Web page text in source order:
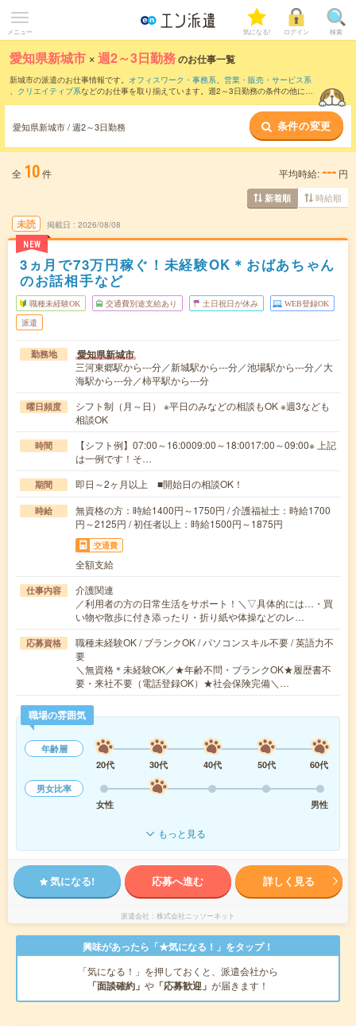
メニュー 気になる! ログイン 検索
愛知県新城市 ×週2～3日勤務のお仕事一覧
新城市の派遣のお仕事情報です。 オフィスワーク・事務系、 営業・販売・サービス系
、 クリエイティブ系などのお仕事を取り揃えています。週2～3日勤務の条件の他に、
愛知県新城市 / 週2～3日勤務 条件の変更
全 10件 平均時給: --- 円
新着順 時給順
未読
NEW
掲載日 2026/08/08
3ヵ月で73万円稼ぐ！未経験OK＊おばあちゃん
のお話相手など
職種未経験OK 交通費別途支給あり 土日祝日が休み WEB登録OK
派遣
勤務地 愛知県新城市
三河東郷駅から---分／新城駅から---分／池場駅から---分／大
海駅から---分／柿平駅から---分
曜日頻度
シフト制（月～日） ※平日のみなどの相談もOK ※週3なども
相談OK
時間
【シフト例】07:00～16:0009:00～18:0017:00～09:00※ 上記
は一例です！そ…
期間 即日～2ヶ月以上 ■開始日の相談OK！
時給
無資格の方：時給1400円～1750円 / 介護福祉士：時給1700
円～2125円 / 初任者以上：時給1500円～1875円
交通費
全額支給
仕事内容
介護関連
／利用者の方の日常生活をサポート！＼▽具体的には…・買
い物や散歩に付き添ったり・折り紙や体操などのレ…
応募資格
職種未経験OK / ブランクOK / パソコンスキル不要 / 英語力不
要
＼無資格＊未経験OK／★年齢不問・ブランクOK★履歴書不
要・来社不要（電話登録OK）★社会保険完備＼…
職場の雰囲気
年齢層
20代
30代 40代 50代
60代
男女比率
女性
男性
もっと見る
気になる! 応募へ進む 詳しく見る
派遣会社 株式会社ニッソーネット
興味があったら「★気になる！」をタップ！
「気になる！」を押しておくと、派遣会社から
「面談確約」 や 「応募歓迎」 が届きます！